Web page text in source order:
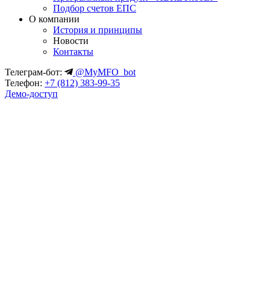
Подбор счетов ЕПС
О компании
История и принципы
Новости
Контакты
Телеграм-бот:
@MyMFO_bot
Телефон: +7 (812) 383-99-35
Демо-доступ